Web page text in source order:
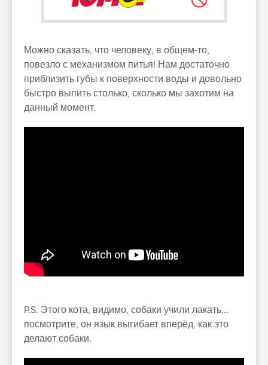
Можно сказать, что человеку, в общем-то,
повезло с механизмом питья! Нам достаточно
приблизить губы к поверхности воды и довольно
быстро выпить столько, сколько мы захотим на
данный момент.
P.S. Этого кота, видимо, собаки учили лакать...
посмотрите, он язык выгибает вперёд, как это
делают собаки.